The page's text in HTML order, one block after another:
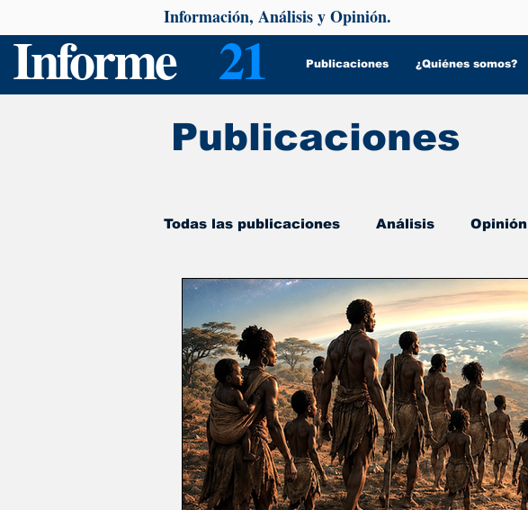
Informe 21 Publicaciones ¿Quiénes somos?
Información, Análisis y Opinión.
Todas las publicaciones Análisis Opinión
De interés Psicología y Salud
Publicaciones